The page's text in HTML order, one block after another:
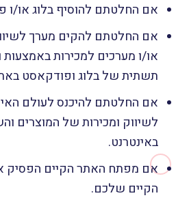
אם החלטתם להוסיף בלוג או/ו
אם החלטתם להקים מערך
או/ו מערכים למכירות באמצעות
תשתית של בלוג ופודקאסט
אם החלטתם להיכנס לעולם
לשיווק ומכירות של המוצרים
באינטרנט.
אם מפתח האתר הקיים הפסיק
הקיים שלכם.